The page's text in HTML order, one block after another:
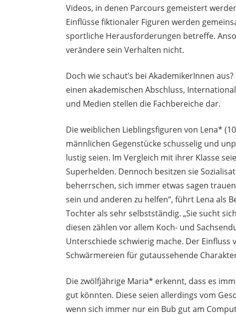
Videos, in denen Parcours gemeistert
Einflüsse fiktionaler Figuren werden
sportliche Herausforderungen betreffe.
verändere sein Verhalten nicht.
Doch wie schaut’s bei AkademikerInnen
einen akademischen Abschluss,
und Medien stellen die Fachbereiche dar.
Die weiblichen Lieblingsfiguren von Lena*
männlichen Gegenstücke schusselig und
lustig seien. Im Vergleich mit ihrer Klasse
Superhelden. Dennoch besitzen sie
beherrschen, sich immer etwas sagen
sein und anderen zu helfen“, führt Lena als
Tochter als sehr selbstständig. „Sie sucht
diesen zählen vor allem Koch- und
Unterschiede schwierig mache. Der
Schwärmereien für gutaussehende
Die zwölfjährige Maria* erkennt, dass es
gut könnten. Diese seien allerdings vom
wenn sich immer nur ein Bub gut am